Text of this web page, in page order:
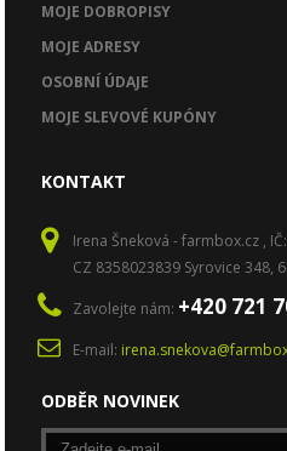
MOJE DOBROPISY
MOJE ADRESY
OSOBNÍ ÚDAJE
MOJE SLEVOVÉ KUPÓNY
KONTAKT
Irena Šneková - farmbox.cz ,
CZ 8358023839 Syrovice 348,
Zavolejte nám: +420 721
E-mail:
ODBĚR NOVINEK